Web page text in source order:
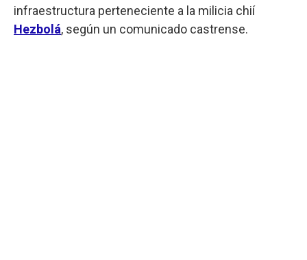
infraestructura perteneciente a la milicia chií
Hezbolá, según un comunicado castrense.